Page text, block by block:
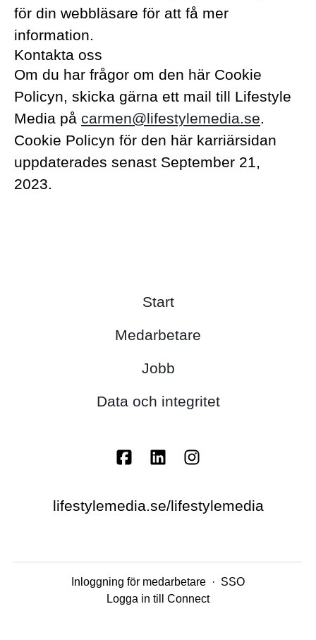
för din webbläsare för att få mer
information.
Kontakta oss
Om du har frågor om den här Cookie
Policyn, skicka gärna ett mail till Lifestyle
Media på carmen@lifestylemedia.se.
Cookie Policyn för den här karriärsidan
uppdaterades senast September 21,
2023.
Start
Medarbetare
Jobb
Data och integritet
lifestylemedia.se/lifestylemedia
Inloggning för medarbetare · SSO
Logga in till Connect